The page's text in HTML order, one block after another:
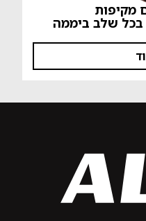
מקיפות
שלב ביממה